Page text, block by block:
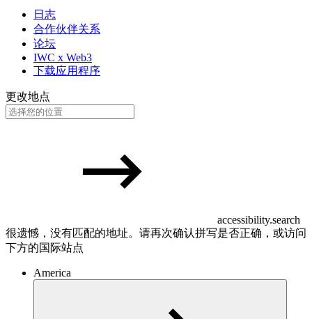
日志
合作伙伴关系
论坛
IWC x Web3
下载应用程序
更改地点
accessibility.search
很遗憾，没有匹配的地址。请再次确认拼写是否正确，或访问
下方的国际站点
America